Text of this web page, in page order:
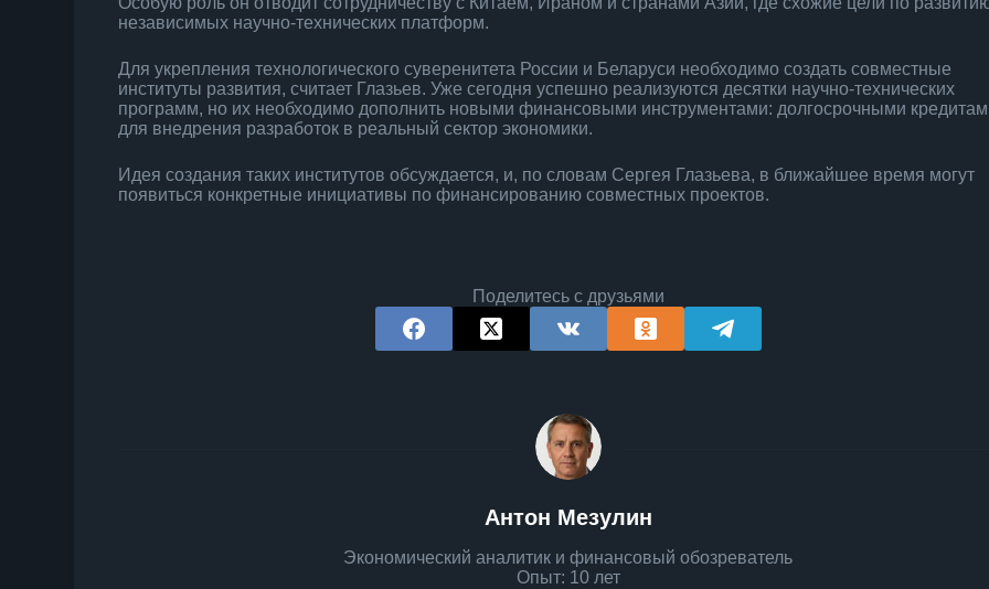
независимых научно-технических платформ.
Для укрепления технологического суверенитета России и Беларуси необходимо создать совместные
институты развития, считает Глазьев. Уже сегодня успешно реализуются десятки научно-технических
программ, но их необходимо дополнить новыми финансовыми инструментами: долгосрочными
для внедрения разработок в реальный сектор экономики.
Идея создания таких институтов обсуждается, и, по словам Сергея Глазьева, в ближайшее время могут
появиться конкретные инициативы по финансированию совместных проектов.
Поделитесь с друзьями
Антон Мезулин
Экономический аналитик и финансовый обозреватель
Опыт: 10 лет